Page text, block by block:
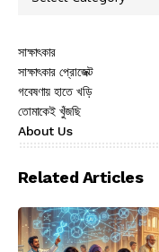
সাক্ষাৎকার
সাক্ষাৎকার প্রোজেক্ট
গবেষণায় হাতে খড়ি
তোমাকেই খুঁজছি
About Us
Related Articles